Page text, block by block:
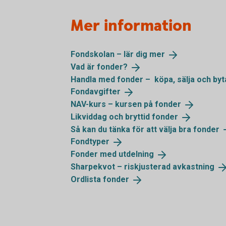
Mer information
Fondskolan – lär dig mer
Vad är fonder?
Handla med fonder – köpa, sälja och
Fondavgifter
NAV-kurs – kursen på fonder
Likviddag och bryttid fonder
Så kan du tänka för att välja bra fonder
Fondtyper
Fonder med utdelning
Sharpekvot – riskjusterad avkastning
Ordlista fonder